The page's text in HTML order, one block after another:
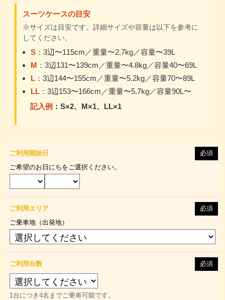
スーツケースの目安
※サイズは目安です。詳細サイズや容量は以下を参考に
してください。
S：3辺〜115cm／重量〜2.7kg／容量〜39L
M ：3辺131〜139cm／重量〜4.8kg／容量40〜69L
L：3辺144〜155cm／重量〜5.2kg／容量70〜89L
LL：3辺153〜166cm／重量〜5.7kg／容量90L〜
記入例 ：S×2、M×1、LL×1
ご利用開始日
必須
ご希望のお日にちをご選択ください。
ご利用エリア
必須
ご乗車地（出発地）
ご利用台数 必須
1台につき4名までご乗車可能です。